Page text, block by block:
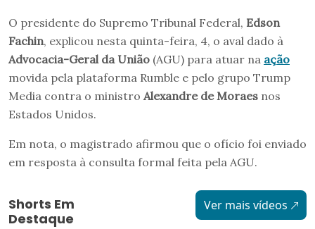
O presidente do Supremo Tribunal Federal, Edson
Fachin, explicou nesta quinta-feira, 4, o aval dado à
Advocacia-Geral da União (AGU) para atuar na ação
movida pela plataforma Rumble e pelo grupo Trump
Media contra o ministro Alexandre de Moraes nos
Estados Unidos.
Em nota, o magistrado afirmou que o ofício foi enviado
em resposta à consulta formal feita pela AGU.
Shorts Em
Destaque
Ver mais vídeos